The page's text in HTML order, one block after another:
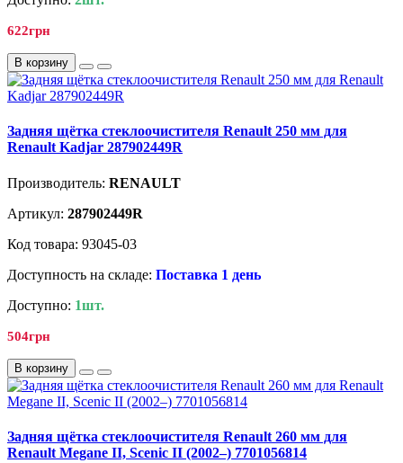
622грн
В корзину
Задняя щётка стеклоочистителя Renault 250 мм для
Renault Kadjar 287902449R
Производитель: RENAULT
Артикул: 287902449R
Код товара: 93045-03
Доступность на складе: Поставка 1 день
Доступно: 1шт.
504грн
В корзину
Задняя щётка стеклоочистителя Renault 260 мм для
Renault Megane II, Scenic II (2002–) 7701056814